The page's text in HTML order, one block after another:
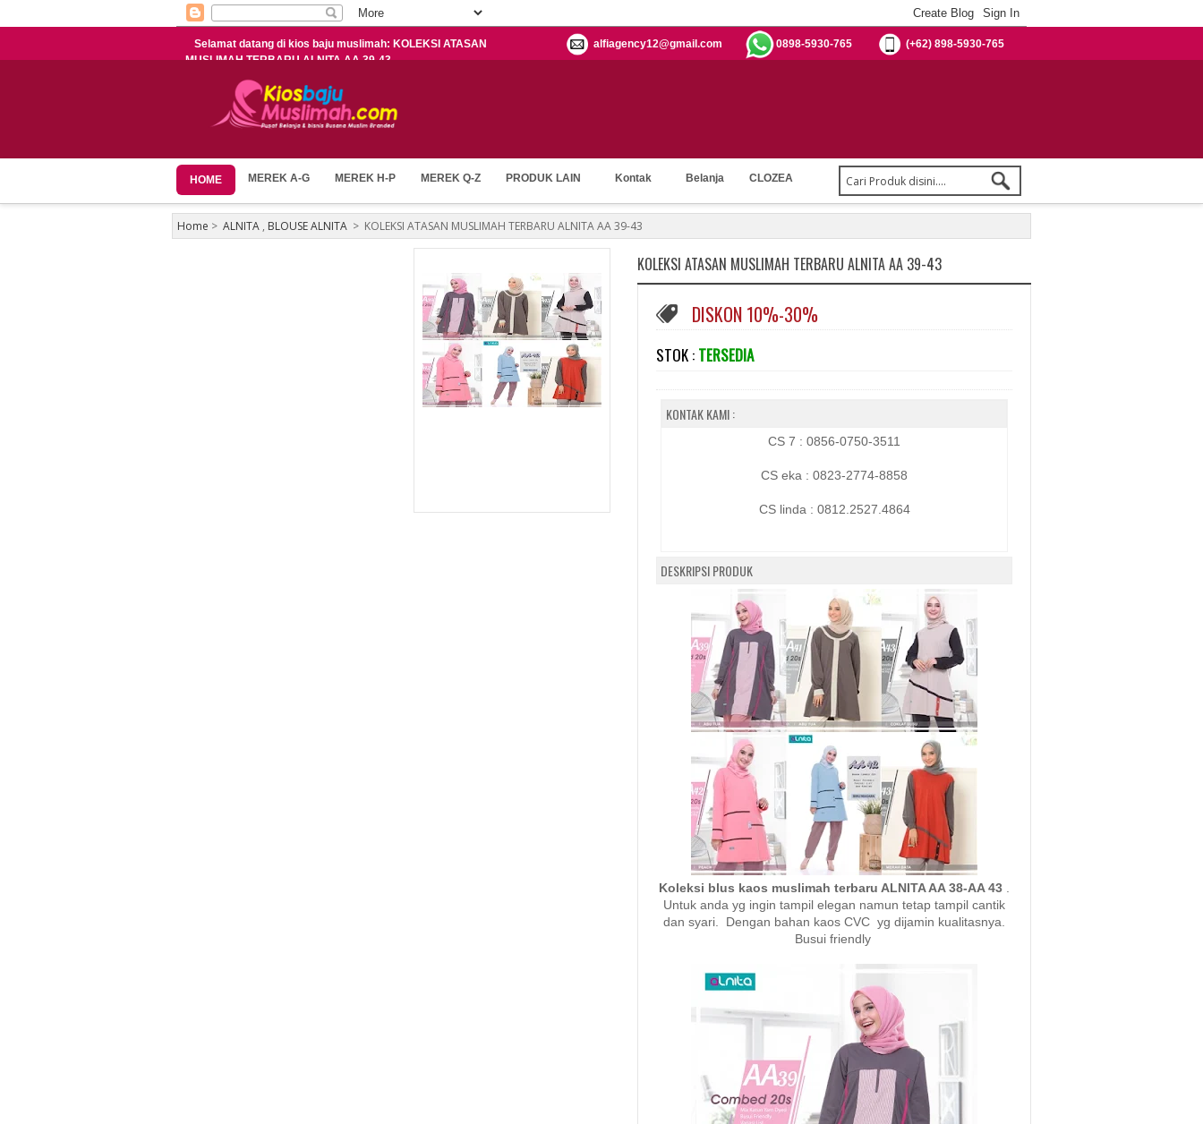
Selamat datang di kios baju muslimah: KOLEKSI ATASAN
MUSLIMAH TERBARU ALNITA AA 39-43
(+62) 898-5930-765
0898-5930-765
alfiagency12@gmail.com
HOME MEREK A-G MEREK H-P MEREK Q-Z PRODUK LAIN Kontak Belanja CLOZEA
Home > ALNITA , BLOUSE ALNITA > KOLEKSI ATASAN MUSLIMAH TERBARU ALNITA AA 39-43
KOLEKSI ATASAN MUSLIMAH TERBARU ALNITA AA 39-43
DISKON 10%-30%
STOK : TERSEDIA
KONTAK KAMI :
CS 7 : 0856-0750-3511
CS eka : 0823-2774-8858
CS linda : 0812.2527.4864
DESKRIPSI PRODUK
Koleksi blus kaos muslimah terbaru ALNITA AA 38-AA 43
Untuk anda yg ingin tampil elegan namun tetap tampil cantik
dan syari. Dengan bahan kaos CVC yg dijamin kualitasnya.
Busui friendly